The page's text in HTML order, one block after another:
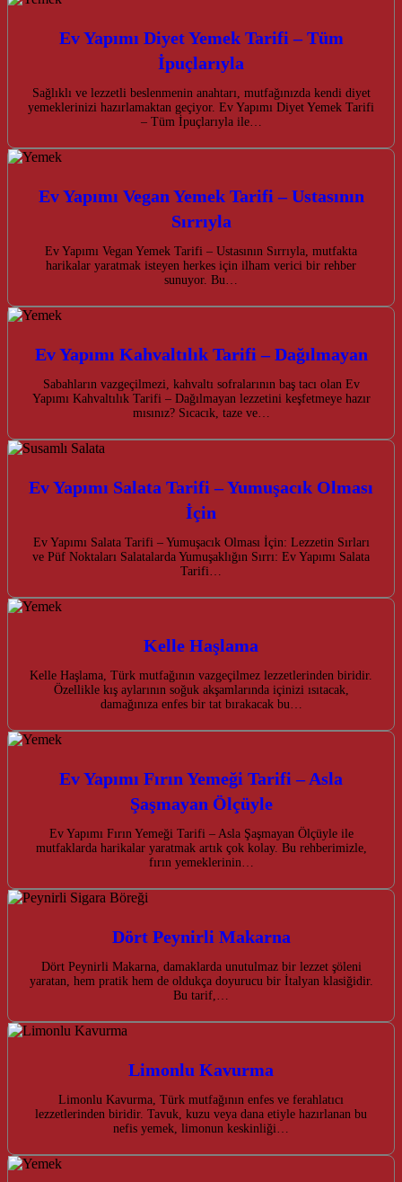
Ev Yapımı Diyet Yemek Tarifi – Tüm
İpuçlarıyla
Sağlıklı ve lezzetli beslenmenin anahtarı, mutfağınızda kendi diyet
yemeklerinizi hazırlamaktan geçiyor. Ev Yapımı Diyet Yemek Tarifi
– Tüm İpuçlarıyla ile…
Ev Yapımı Vegan Yemek Tarifi – Ustasının
Sırrıyla
Ev Yapımı Vegan Yemek Tarifi – Ustasının Sırrıyla, mutfakta
harikalar yaratmak isteyen herkes için ilham verici bir rehber
sunuyor. Bu…
Ev Yapımı Kahvaltılık Tarifi – Dağılmayan
Sabahların vazgeçilmezi, kahvaltı sofralarının baş tacı olan Ev
Yapımı Kahvaltılık Tarifi – Dağılmayan lezzetini keşfetmeye hazır
mısınız? Sıcacık, taze ve…
Ev Yapımı Salata Tarifi – Yumuşacık Olması
İçin
Ev Yapımı Salata Tarifi – Yumuşacık Olması İçin: Lezzetin Sırları
ve Püf Noktaları Salatalarda Yumuşaklığın Sırrı: Ev Yapımı Salata
Tarifi…
Kelle Haşlama
Kelle Haşlama, Türk mutfağının vazgeçilmez lezzetlerinden biridir.
Özellikle kış aylarının soğuk akşamlarında içinizi ısıtacak,
damağınıza enfes bir tat bırakacak bu…
Ev Yapımı Fırın Yemeği Tarifi – Asla
Şaşmayan Ölçüyle
Ev Yapımı Fırın Yemeği Tarifi – Asla Şaşmayan Ölçüyle ile
mutfaklarda harikalar yaratmak artık çok kolay. Bu rehberimizle,
fırın yemeklerinin…
Dört Peynirli Makarna
Dört Peynirli Makarna, damaklarda unutulmaz bir lezzet şöleni
yaratan, hem pratik hem de oldukça doyurucu bir İtalyan klasiğidir.
Bu tarif,…
Limonlu Kavurma
Limonlu Kavurma, Türk mutfağının enfes ve ferahlatıcı
lezzetlerinden biridir. Tavuk, kuzu veya dana etiyle hazırlanan bu
nefis yemek, limonun keskinliği…